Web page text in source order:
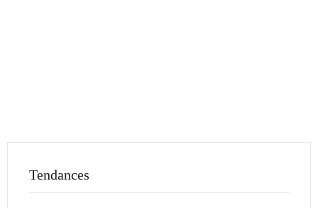
Tendances